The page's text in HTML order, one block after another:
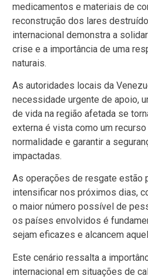
medicamentos e materiais de
reconstrução dos lares
internacional demonstra a
crise e a importância de uma
naturais.
As autoridades locais da
necessidade urgente de apoio,
de vida na região afetada se
externa é vista como um
normalidade e garantir a
impactadas.
As operações de resgate estão
intensificar nos próximos dias,
o maior número possível de
os países envolvidos é
sejam eficazes e alcancem
Este cenário ressalta a
internacional em situações de